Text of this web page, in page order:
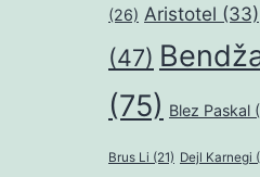
(26) Aristotel (33)
(47)
(75) Blez Paskal
Brus Li (21) Dejl Karnegi